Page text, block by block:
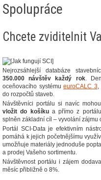
Spolupráce
Chcete zviditelnit
Nejrozsáhlejší databáze
350.000 návštěv každý rok.
oceňovacího systémueuroCALC 3,
do rozpočtů staveb.
Návštěvníci portálu si navíc
vložit do košíkua přímo z
splněn základní cíl – vyvolání zájmu
Portál SCI-Data je efektivním
pomáhá k jejich početnějšímu
umožňuje materiály jednoduše
a prodej Vašeho sortimentu.
Návštěvnost portálu i zájem
měsíc přibližně o 8%.